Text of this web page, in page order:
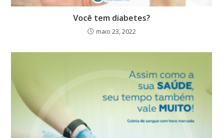
Você tem diabetes?
maio 23, 2022